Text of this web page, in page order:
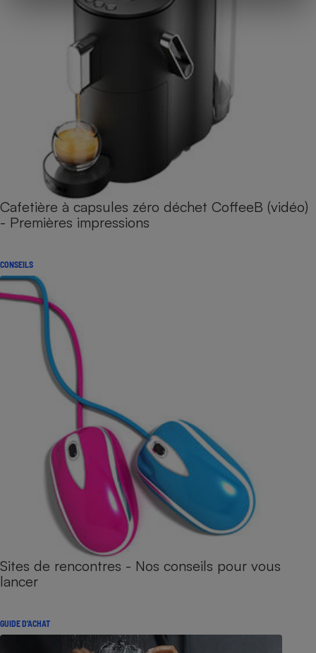
Cafetière à capsules zéro déchet CoffeeB (vidéo)
- Premières impressions
CONSEILS
Sites de rencontres - Nos conseils pour vous
lancer
GUIDE D'ACHAT